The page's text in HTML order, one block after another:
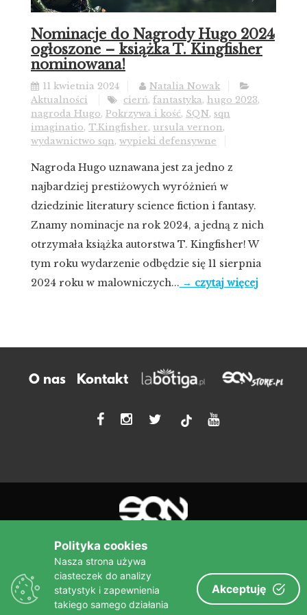
Nominacje do Nagrody Hugo 2024
ogłoszone – książka T. Kingfisher
nominowana!
11 kwietnia 2024
Natalia Nowak
Aktualności
cierń, fantastyka, hugo 2023,
nagroda Hugo, Pokrzywa i kość, SQN, sqn
imaginatio, T.Kingfisher, ursula vernon,
wydawnictwo sqn, wypieki defensywne
Nagroda Hugo uznawana jest za jedno z
najbardziej prestiżowych wyróżnień w
dziedzinie literatury science fiction i fantasy.
Znamy nominacje na rok 2024, a jedną z nich
otrzymała książka autorstwa T. Kingfisher! W
tym roku wydarzenie odbędzie się 11 sierpnia
2024 roku w malowniczych... → czytaj więcej
O nas Kontakt
tiktok
Więcej niż książka!
Wydawnictwo
sine qua non
Polityka cookies
Nasza strona używa
ciasteczek do analizy
statystyk i zapewnienia
takiego samego działania
Akceptuję